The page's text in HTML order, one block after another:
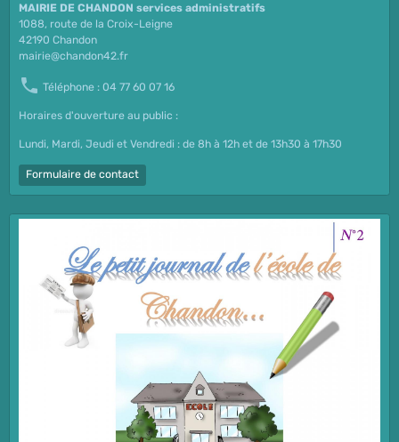
MAIRIE DE CHANDON services administratifs
1088, route de la Croix-Leigne
42190 Chandon
mairie@chandon42.fr
Téléphone : 04 77 60 07 16
Horaires d'ouverture au public :
Lundi, Mardi, Jeudi et Vendredi : de 8h à 12h et de 13h30 à 17h30
Formulaire de contact